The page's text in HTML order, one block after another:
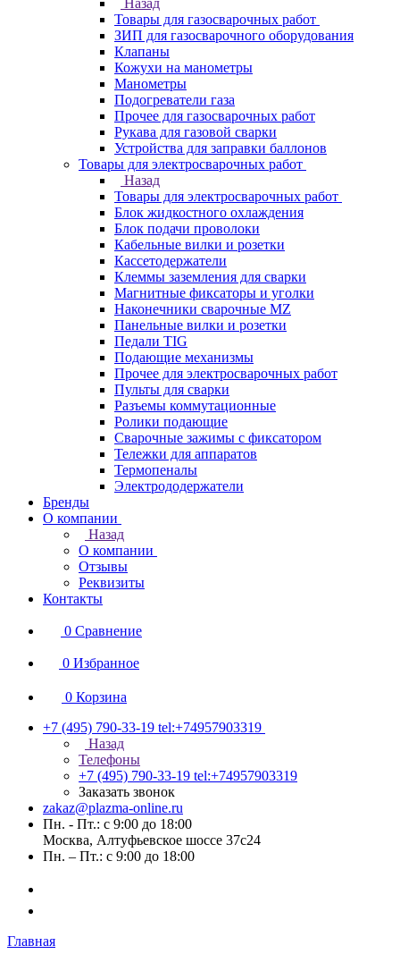
Назад
Товары для газосварочных работ
ЗИП для газосварочного оборудования
Клапаны
Кожухи на манометры
Манометры
Подогреватели газа
Прочее для газосварочных работ
Рукава для газовой сварки
Устройства для заправки баллонов
Товары для электросварочных работ
Назад
Товары для электросварочных работ
Блок жидкостного охлаждения
Блок подачи проволоки
Кабельные вилки и розетки
Кассетодержатели
Клеммы заземления для сварки
Магнитные фиксаторы и уголки
Наконечники сварочные MZ
Панельные вилки и розетки
Педали TIG
Подающие механизмы
Прочее для электросварочных работ
Пульты для сварки
Разъемы коммутационные
Ролики подающие
Сварочные зажимы с фиксатором
Тележки для аппаратов
Термопеналы
Электрододержатели
Бренды
О компании
Назад
О компании
Отзывы
Реквизиты
Контакты
0 Сравнение
0 Избранное
0 Корзина
+7 (495) 790-33-19 tel:+74957903319
Назад
Телефоны
+7 (495) 790-33-19 tel:+74957903319
Заказать звонок
zakaz@plazma-online.ru
Пн. - Пт.: с 9:00 до 18:00
Москва, Алтуфьевское шоссе 37с24
Пн. – Пт.: с 9:00 до 18:00
Главная